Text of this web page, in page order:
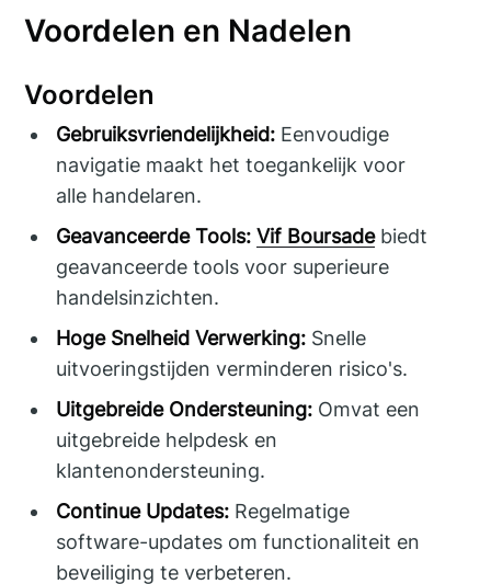
Voordelen en Nadelen
Voordelen
Gebruiksvriendelijkheid: Eenvoudige
navigatie maakt het toegankelijk voor
alle handelaren.
Geavanceerde Tools: Vif Boursadebiedt
geavanceerde tools voor superieure
handelsinzichten.
Hoge Snelheid Verwerking: Snelle
uitvoeringstijden verminderen risico's.
Uitgebreide Ondersteuning: Omvat een
uitgebreide helpdesk en
klantenondersteuning.
Continue Updates: Regelmatige
software-updates om functionaliteit en
beveiliging te verbeteren.